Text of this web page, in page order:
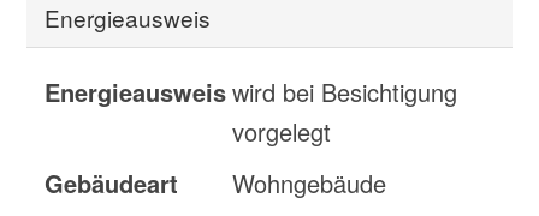
Energieausweis
Energieausweiswird bei Besichtigung
vorgelegt
Gebäudeart
Wohngebäude